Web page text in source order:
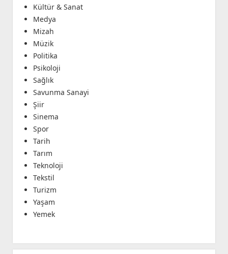
Kültür & Sanat
Medya
Mizah
Müzik
Politika
Psikoloji
Sağlık
Savunma Sanayi
Şiir
Sinema
Spor
Tarih
Tarım
Teknoloji
Tekstil
Turizm
Yaşam
Yemek